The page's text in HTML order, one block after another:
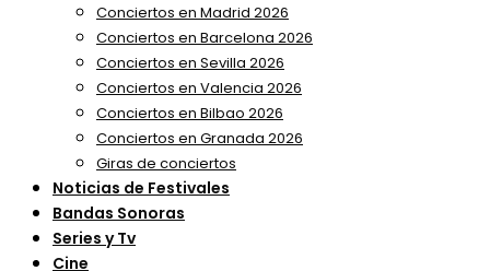
Conciertos en Madrid 2026
Conciertos en Barcelona 2026
Conciertos en Sevilla 2026
Conciertos en Valencia 2026
Conciertos en Bilbao 2026
Conciertos en Granada 2026
Giras de conciertos
Noticias de Festivales
Bandas Sonoras
Series y Tv
Cine